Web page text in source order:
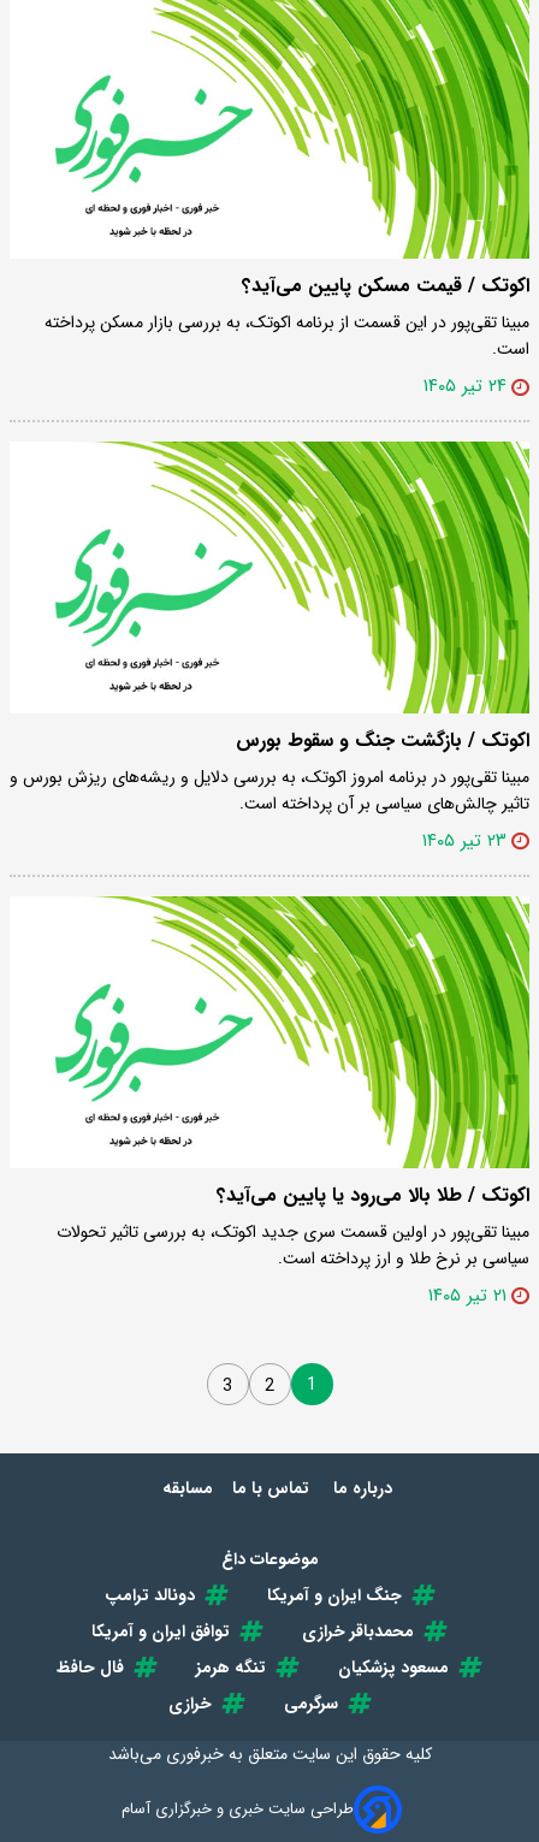
اکوتک / قیمت مسکن پایین می‌آید؟
مبینا تقی‌پور در این قسمت از برنامه اکوتک، به بررسی بازار مسکن پرداخته
است.
۲۴ تیر ۱۴۰۵
اکوتک / بازگشت جنگ و سقوط بورس
مبینا تقی‌پور در برنامه امروز اکوتک، به بررسی دلایل و ریشه‌های ریزش بورس و
تاثیر چالش‌های سیاسی بر آن پرداخته است.
۲۳ تیر ۱۴۰۵
اکوتک / طلا بالا می‌رود یا پایین می‌آید؟
مبینا تقی‌پور در اولین قسمت سری جدید اکوتک، به بررسی تاثیر تحولات
سیاسی بر نرخ طلا و ارز پرداخته است.
۲۱ تیر ۱۴۰۵
1
2
3
درباره ما تماس با ما مسابقه
موضوعات داغ
جنگ ایران و آمریکا
دونالد ترامپ
محمدباقر خرازی
توافق ایران و آمریکا
مسعود پزشکیان
تنگه هرمز
فال حافظ
سرگرمی
خرازی
کلیه حقوق این سایت متعلق بهخبرفوری می‌باشد
طراحی سایت خبری و خبرگزاری آسام